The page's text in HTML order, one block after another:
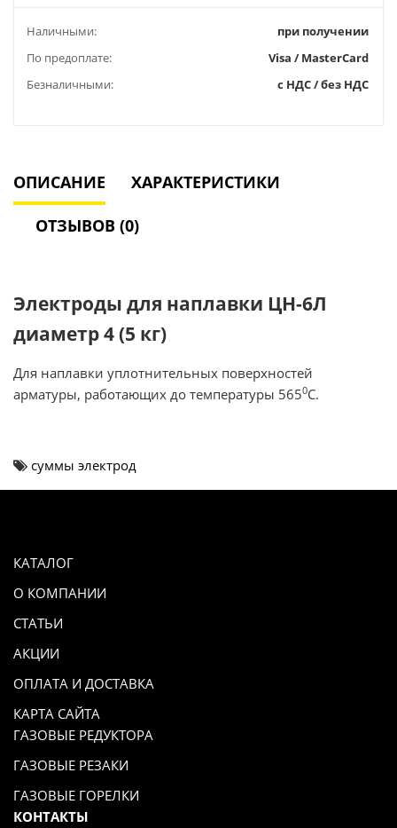
Наличными:
при получении
По предоплате:
Visa / MasterCard
Безналичными:
с НДС / без НДС
ОПИСАНИЕ ХАРАКТЕРИСТИКИ
ОТЗЫВОВ (0)
Электроды для наплавки ЦН-6Л
диаметр 4 (5 кг)
Для наплавки уплотнительных поверхностей
арматуры, работающих до температуры 5650С.
суммы электрод
КАТАЛОГ
О КОМПАНИИ
СТАТЬИ
АКЦИИ
ОПЛАТА И ДОСТАВКА
КАРТА САЙТА
ГАЗОВЫЕ РЕДУКТОРА
ГАЗОВЫЕ РЕЗАКИ
ГАЗОВЫЕ ГОРЕЛКИ
КОНТАКТЫ